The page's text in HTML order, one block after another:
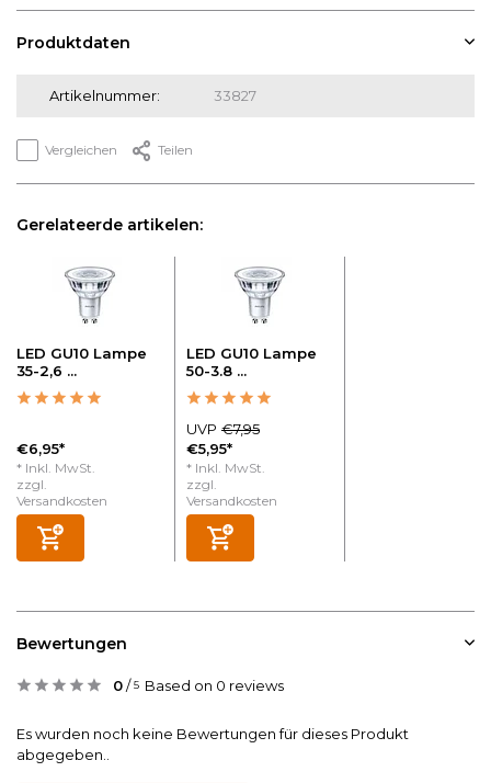
Produktdaten
Artikelnummer: 33827
Vergleichen Teilen
Gerelateerde artikelen:
LED GU10 Lampe
35-2,6 ...
€6,95*
* Inkl. MwSt.
zzgl.
Versandkosten
LED GU10 Lampe
50-3.8 ...
UVP €7,95
€5,95*
* Inkl. MwSt.
zzgl.
Versandkosten
Bewertungen
0/5 Based on 0 reviews
Es wurden noch keine Bewertungen für dieses Produkt
abgegeben..